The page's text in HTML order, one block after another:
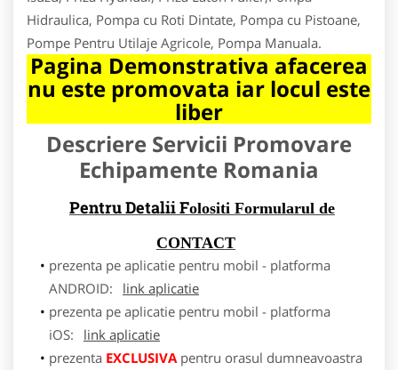
Hidraulica, Pompa cu Roti Dintate, Pompa cu Pistoane,
Pompe Pentru Utilaje Agricole, Pompa Manuala.
Pagina Demonstrativa afacerea
nu este promovata iar locul este
liber
Descriere Servicii Promovare
Echipamente Romania
Pentru Detalii Folositi Formularul de
CONTACT
prezenta pe aplicatie pentru mobil - platforma
ANDROID:
link aplicatie
prezenta pe aplicatie pentru mobil - platforma
iOS:
link aplicatie
prezenta EXCLUSIVApentru orasul dumneavoastra